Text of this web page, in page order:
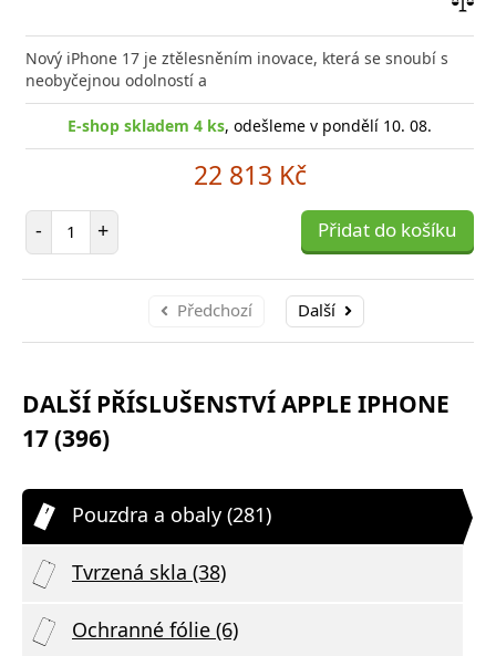
Nový iPhone 17 je ztělesněním inovace, která se snoubí s
neobyčejnou odolností a
E-shop skladem 4 ks, odešleme v pondělí 10. 08.
22 813 Kč
- Počet položek
+ Přidat do košíku
Předchozí Další
DALŠÍ PŘÍSLUŠENSTVÍ APPLE IPHONE
17 (396)
Pouzdra a obaly (281)
Tvrzená skla (38)
Ochranné fólie (6)